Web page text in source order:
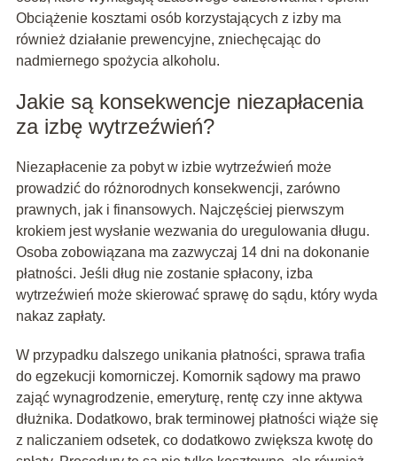
Obciążenie kosztami osób korzystających z izby ma
również działanie prewencyjne, zniechęcając do
nadmiernego spożycia alkoholu.
Jakie są konsekwencje niezapłacenia
za izbę wytrzeźwień?
Niezapłacenie za pobyt w izbie wytrzeźwień może
prowadzić do różnorodnych konsekwencji, zarówno
prawnych, jak i finansowych. Najczęściej pierwszym
krokiem jest wysłanie wezwania do uregulowania długu.
Osoba zobowiązana ma zazwyczaj 14 dni na dokonanie
płatności. Jeśli dług nie zostanie spłacony, izba
wytrzeźwień może skierować sprawę do sądu, który wyda
nakaz zapłaty.
W przypadku dalszego unikania płatności, sprawa trafia
do egzekucji komorniczej. Komornik sądowy ma prawo
zająć wynagrodzenie, emeryturę, rentę czy inne aktywa
dłużnika. Dodatkowo, brak terminowej płatności wiąże się
z naliczaniem odsetek, co dodatkowo zwiększa kwotę do